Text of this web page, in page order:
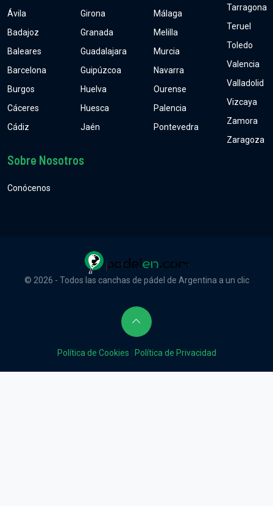
Ávila
Badajoz
Baleares
Barcelona
Burgos
Cáceres
Cádiz
Girona
Granada
Guadalajara
Guipúzcoa
Huelva
Huesca
Jaén
Málaga
Melilla
Murcia
Navarra
Ourense
Palencia
Pontevedra
Tarragona
Teruel
Toledo
Valencia
Valladolid
Vizcaya
Zamora
Zaragoza
Sobre Nosotros
Conócenos
© 2026 - Todos las canchas de pádel de Argentina a un clic
Política de Cookies Política de Privacidad